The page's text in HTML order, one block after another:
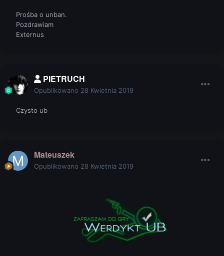
Prośba o unban.
Pozdrawiam
Externus
PIETRUCH
Opublikowano 28 Kwietnia 2019
Czysto ub
Mateuszek
Opublikowano 28 Kwietnia 2019